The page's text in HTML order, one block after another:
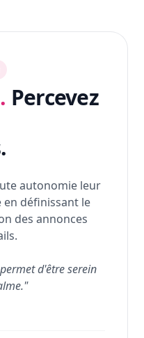
Percevez
autonomie leur
définissant le
des annonces
d'être serein